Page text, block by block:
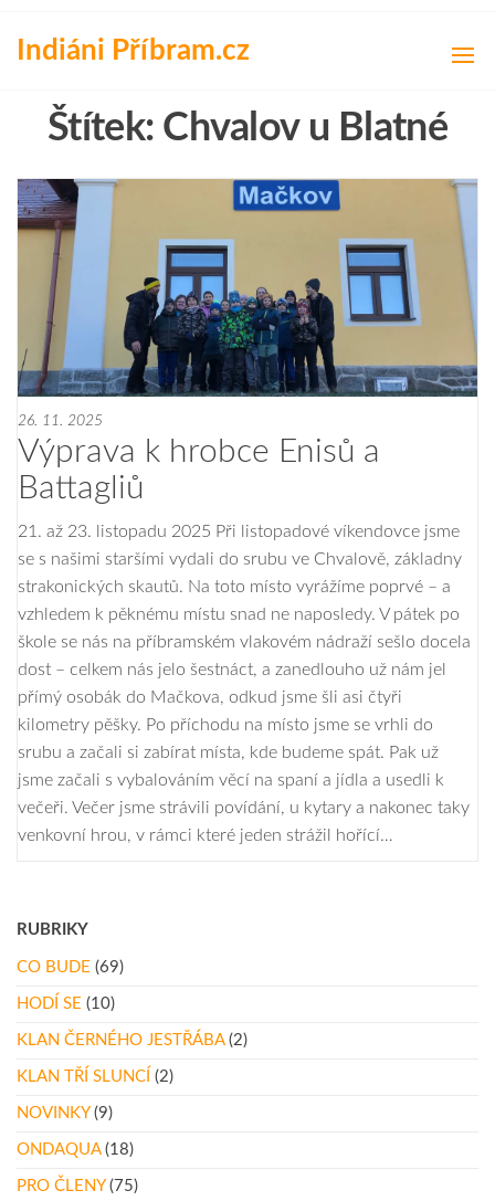
obsahIndiáni Příbram.cz
Štítek: Chvalov u Blatné
26. 11. 2025
Výprava k hrobce Enisů a
Battagliů
21. až 23. listopadu 2025 Při listopadové víkendovce jsme
se s našimi staršími vydali do srubu ve Chvalově, základny
strakonických skautů. Na toto místo vyrážíme poprvé – a
vzhledem k pěknému místu snad ne naposledy. V pátek po
škole se nás na příbramském vlakovém nádraží sešlo docela
dost – celkem nás jelo šestnáct, a zanedlouho už nám jel
přímý osobák do Mačkova, odkud jsme šli asi čtyři
kilometry pěšky. Po příchodu na místo jsme se vrhli do
srubu a začali si zabírat místa, kde budeme spát. Pak už
jsme začali s vybalováním věcí na spaní a jídla a usedli k
večeři. Večer jsme strávili povídání, u kytary a nakonec taky
venkovní hrou, v rámci které jeden strážil hořící…
RUBRIKY
CO BUDE (69)
HODÍ SE (10)
KLAN ČERNÉHO JESTŘÁBA(2)
KLAN TŘÍ SLUNCÍ (2)
NOVINKY(9)
ONDAQUA(18)
PRO ČLENY(75)